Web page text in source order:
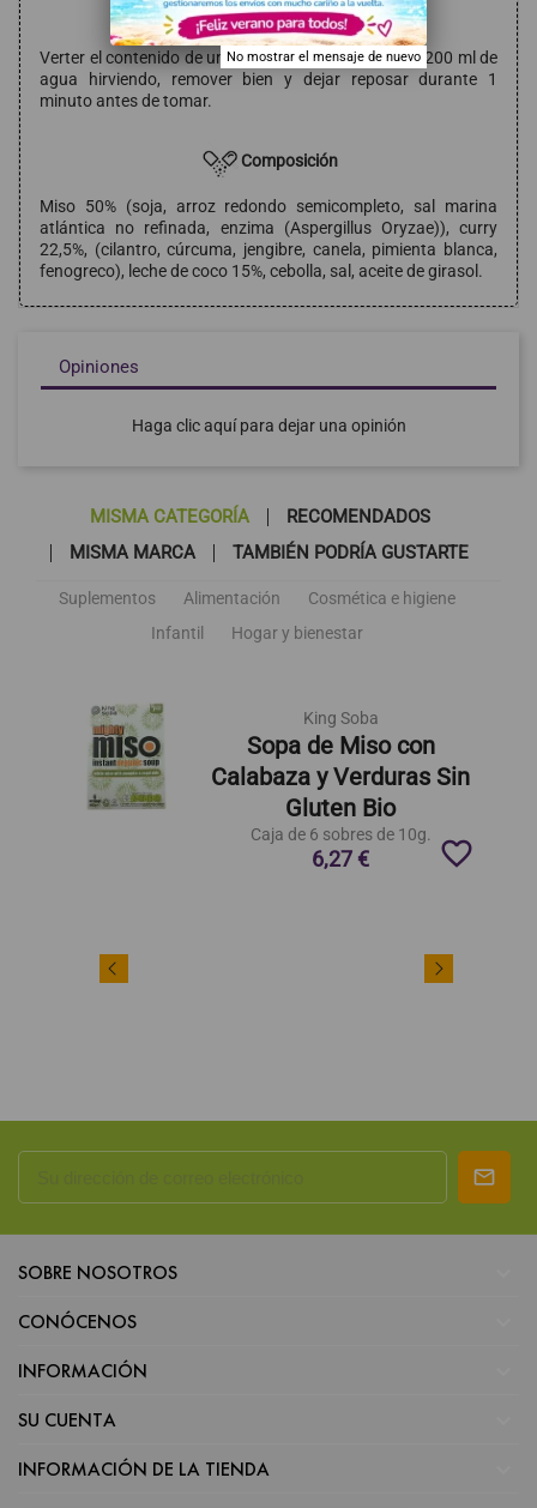
Modo de empleo
Verter el contenido de un sobre en una taza, añadir 200 ml de
agua hirviendo, remover bien y dejar reposar durante 1
minuto antes de tomar.
Composición
Miso 50% (soja, arroz redondo semicompleto, sal marina
atlántica no refinada, enzima (Aspergillus Oryzae)), curry
22,5%, (cilantro, cúrcuma, jengibre, canela, pimienta blanca,
fenogreco), leche de coco 15%, cebolla, sal, aceite de girasol.
Opiniones
Haga clic aquí para dejar una opinión
MISMA CATEGORÍA
RECOMENDADOS
MISMA MARCA
TAMBIÉN PODRÍA GUSTARTE
Suplementos Alimentación
Cosmética e higiene
Infantil
Hogar y bienestar
King Soba
Sopa de Miso con
Calabaza y Verduras Sin
Gluten Bio
Caja de 6 sobres de 10g.
6,27 € favorite_border
SOBRE NOSOTROS
CONÓCENOS
INFORMACIÓN
SU CUENTA
INFORMACIÓN DE LA TIENDA
No mostrar el mensaje de nuevo